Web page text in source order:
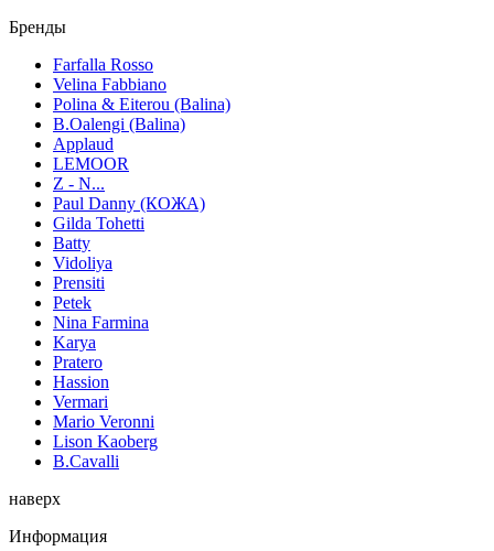
Бренды
Farfalla Rosso
Velina Fabbiano
Polina & Eiterou (Balina)
B.Oalengi (Balina)
Applaud
LEMOOR
Z - N...
Paul Danny (КОЖА)
Gilda Tohetti
Batty
Vidoliya
Prensiti
Petek
Nina Farmina
Karya
Pratero
Hassion
Vermari
Mario Veronni
Lison Kaoberg
B.Cavalli
наверх
Информация